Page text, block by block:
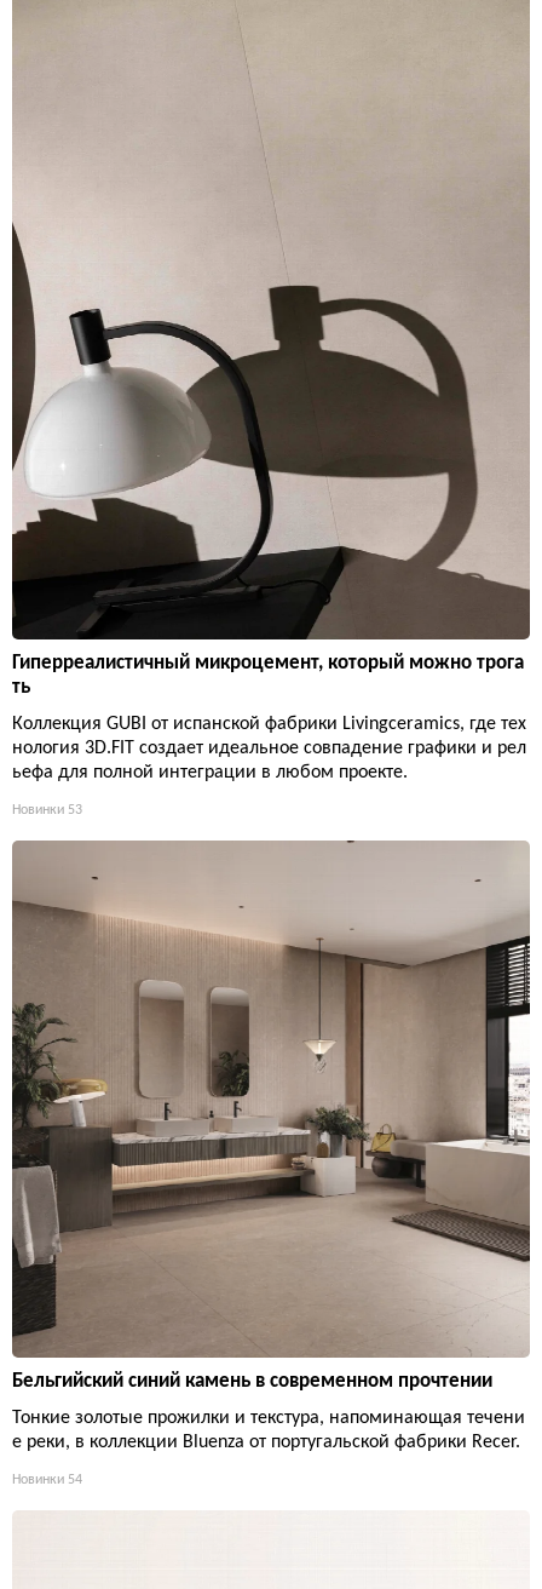
Гиперреалистичный микроцемент, который можно трога
ть
Коллекция GUBI от испанской фабрики Livingceramics, где тех
нология 3D.FIT создает идеальное совпадение графики и рел
ьефа для полной интеграции в любом проекте.
Новинки 53
Бельгийский синий камень в современном прочтении
Тонкие золотые прожилки и текстура, напоминающая течени
е реки, в коллекции Bluenza от португальской фабрики Recer.
Новинки 54